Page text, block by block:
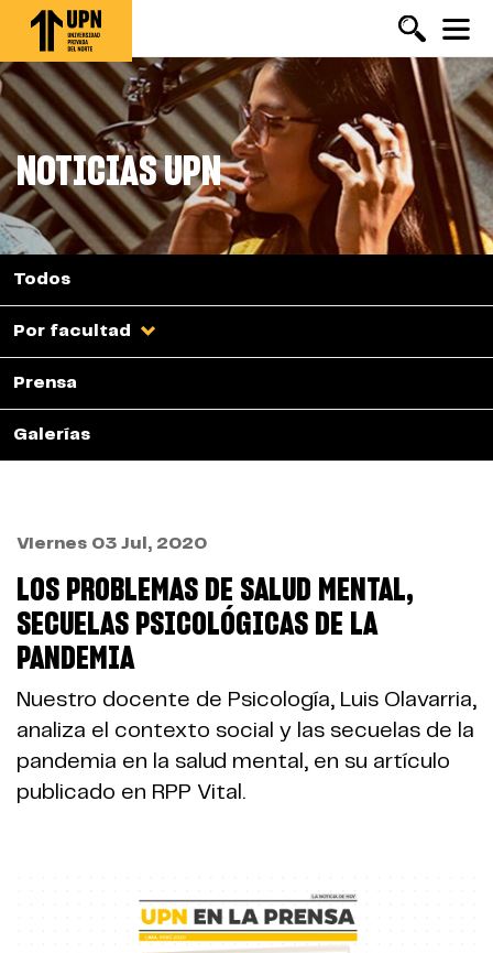
Pasar
contenido
principal
NOTICIAS UPN
Todos
Por facultad
Prensa
Galerías
Viernes 03 Jul, 2020
LOS PROBLEMAS DE SALUD MENTAL,
SECUELAS PSICOLÓGICAS DE LA
PANDEMIA
Nuestro docente de Psicología, Luis Olavarria,
analiza el contexto social y las secuelas de la
pandemia en la salud mental, en su artículo
publicado en RPP Vital.